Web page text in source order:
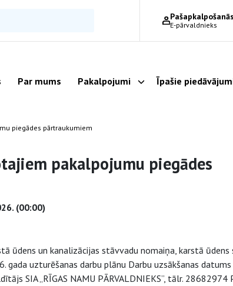
E-pārvaldnieks
Par mums Pakalpojumi Parādīt apakšizvēlni
Īpašie
piegādes pārtraukumiem
pakalpojumu piegādes
(00:00)
ūdens un kanalizācijas stāvvadu nomaiņa, karstā
gada uzturēšanas darbu plānu Darbu uzsākšanas
SIA „RĪGAS NAMU PĀRVALDNIEKS”, tālr.